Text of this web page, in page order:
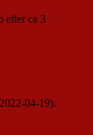
efter ca 3
04-19).